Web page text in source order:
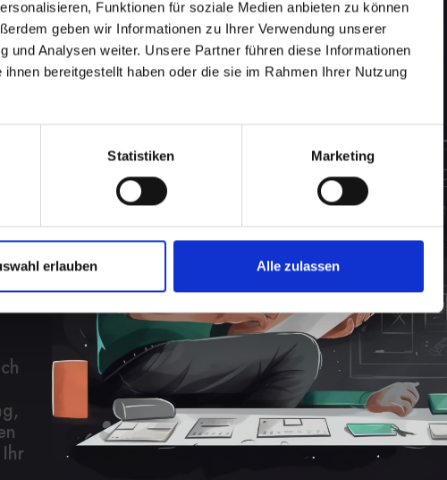
Funktionen für soziale Medien anbieten zu können
geben wir Informationen zu Ihrer Verwendung unserer
und Analysen weiter. Unsere Partner führen diese Informationen
bereitgestellt haben oder die sie im Rahmen Ihrer Nutzung
Statistiken Marketing
erlauben Alle zulassen